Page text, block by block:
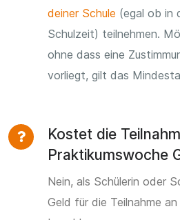
deiner Schule (egal ob in
Schulzeit) teilnehmen.
ohne dass eine
vorliegt, gilt das
Kostet die
Praktikumswoche
Nein, als Schülerin oder
Geld für die Teilnahme